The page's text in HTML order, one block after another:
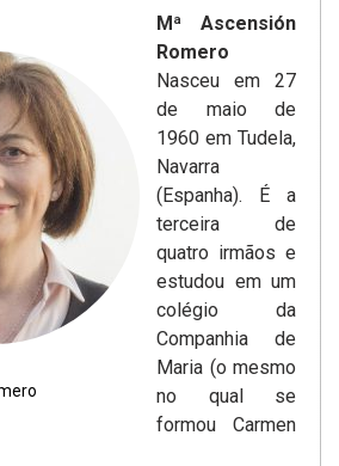
Mª Ascensión
Romero
Nasceu em 27
de maio de
1960 em Tudela,
Navarra
(Espanha). É a
terceira de
quatro irmãos e
estudou em um
colégio da
Companhia de
Maria (o mesmo
no qual se
formou Carmen